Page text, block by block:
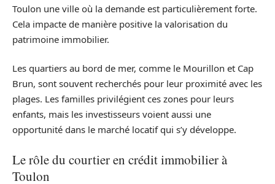
Toulon une ville où la demande est particulièrement forte.
Cela impacte de manière positive la valorisation du
patrimoine immobilier.
Les quartiers au bord de mer, comme le Mourillon et Cap
Brun, sont souvent recherchés pour leur proximité avec les
plages. Les familles privilégient ces zones pour leurs
enfants, mais les investisseurs voient aussi une
opportunité dans le marché locatif qui s’y développe.
Le rôle du courtier en crédit immobilier à
Toulon